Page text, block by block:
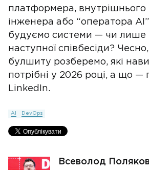
платформера, внутрішнього
інженера або “оператора
будуємо системи — чи лише
наступної співбесіди? Чесно,
булшиту розберемо, які
потрібні у 2026 році, а що —
LinkedIn.
AI DevOps
Всеволод